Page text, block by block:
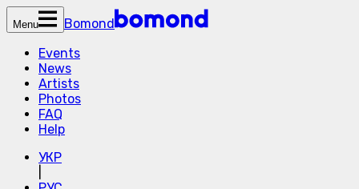
Menu
Bomond
Events
News
Artists
Photos
FAQ
Help
УКР